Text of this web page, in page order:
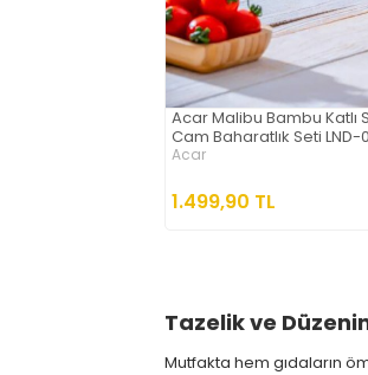
Acar Malibu Bambu Katlı
Cam Baharatlık Seti LND-
Acar
1.499,90 TL
Tazelik ve
Mutfakta hem gıdaların